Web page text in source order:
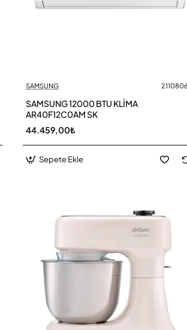
SAMSUNG
SAMSUNG 12000 BTU KLİMA
AR40F12C0AM SK
44.459,00₺
Sepete Ekle